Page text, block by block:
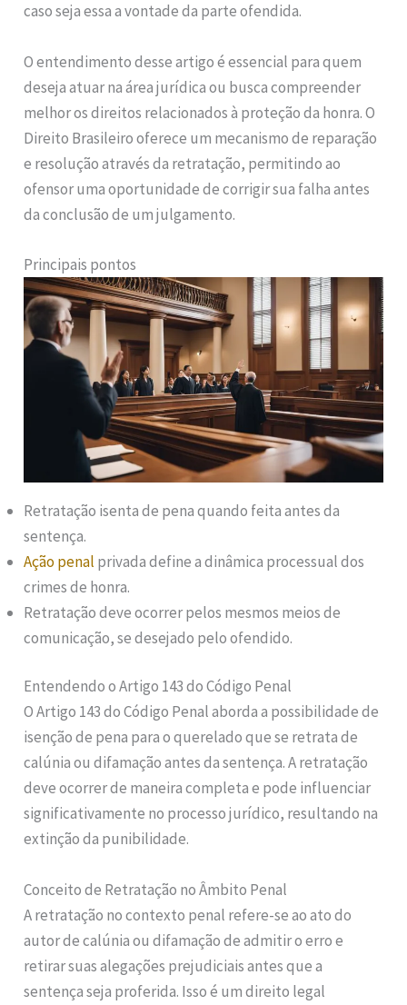
caso seja essa a vontade da parte ofendida.
O entendimento desse artigo é essencial para quem
deseja atuar na área jurídica ou busca compreender
melhor os direitos relacionados à proteção da honra. O
Direito Brasileiro oferece um mecanismo de reparação
e resolução através da retratação, permitindo ao
ofensor uma oportunidade de corrigir sua falha antes
da conclusão de um julgamento.
Principais pontos
Retratação isenta de pena quando feita antes da
sentença.
Ação penal privada define a dinâmica processual dos
crimes de honra.
Retratação deve ocorrer pelos mesmos meios de
comunicação, se desejado pelo ofendido.
Entendendo o Artigo 143 do Código Penal
O Artigo 143 do Código Penal aborda a possibilidade de
isenção de pena para o querelado que se retrata de
calúnia ou difamação antes da sentença. A retratação
deve ocorrer de maneira completa e pode influenciar
significativamente no processo jurídico, resultando na
extinção da punibilidade.
Conceito de Retratação no Âmbito Penal
A retratação no contexto penal refere-se ao ato do
autor de calúnia ou difamação de admitir o erro e
retirar suas alegações prejudiciais antes que a
sentença seja proferida. Isso é um direito legal